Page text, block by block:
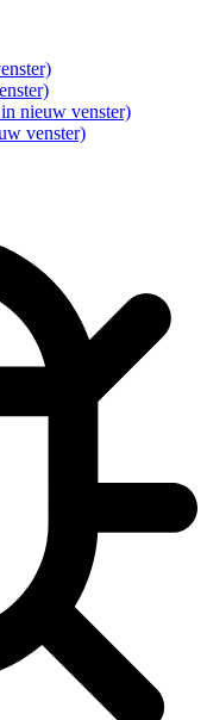
nieuw venster)
venster)